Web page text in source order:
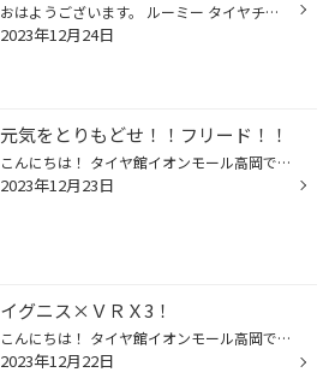
おはようございます。 ルーミー タイヤチェ～～ンジしました。 タイヤサイズ 165/65R14 ブリザック ＶＲＸ３へチェ～～ンジしました。 ありがとうございました！ ミニ四駆コース設置中♪ お気軽にご来店ください(≧∇≦) ＊Instagram＊ 当店のInstagramもぜひご覧ください！ HPとはまた違った投稿内容を...
2023年12月24日
元気をとりもどせ！！フリード！！
こんにちは！ タイヤ館イオンモール高岡です！！ 当店HPをご覧いただきありがとうございます(≧▽≦) 本日はホンダ・フリードのバッテリー交換作業をご紹介☆ バッテリー点検の結果“要交換”と診断されたため ご購入いただきました。 お選びいただいたのは環境対応車対応のバッテリー！ エナジーウィズ・...
2023年12月23日
イグニス×ＶＲＸ3！
こんにちは！ タイヤ館イオンモール高岡です！！ 当店HPをご覧いただきありがとうございます(≧▽≦) スズキ・イグニスオーナー様にタイヤをご購入いただきました！ お選びいただいたのはブリザック史上最高性能の ブリザックVRX3！ 詳しくはこちらをご覧ください→ BLIZZAK VRX3 製品特徴：装着率No.1...
2023年12月22日